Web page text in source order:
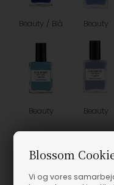
Blossom
Vi og vores
Beauty / Blå Beauty
Beauty Beauty
Vælg Størrelse
15ML